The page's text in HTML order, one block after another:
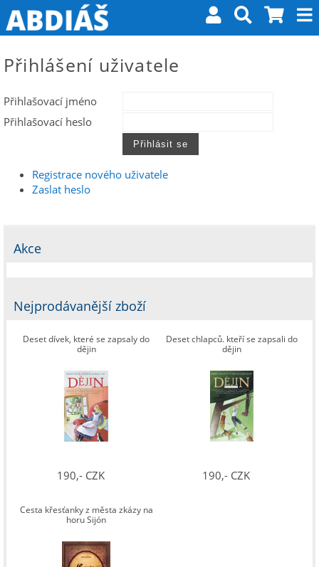
Přihlášení uživatele
Přihlašovací jméno
Přihlašovací heslo
Registrace nového uživatele
Zaslat heslo
Akce
Nejprodávanější zboží
Deset dívek, které se zapsaly do
dějin
190,- CZK
Deset chlapců. kteří se zapsali do
dějin
190,- CZK
Cesta křesťanky z města zkázy na
horu Sijón